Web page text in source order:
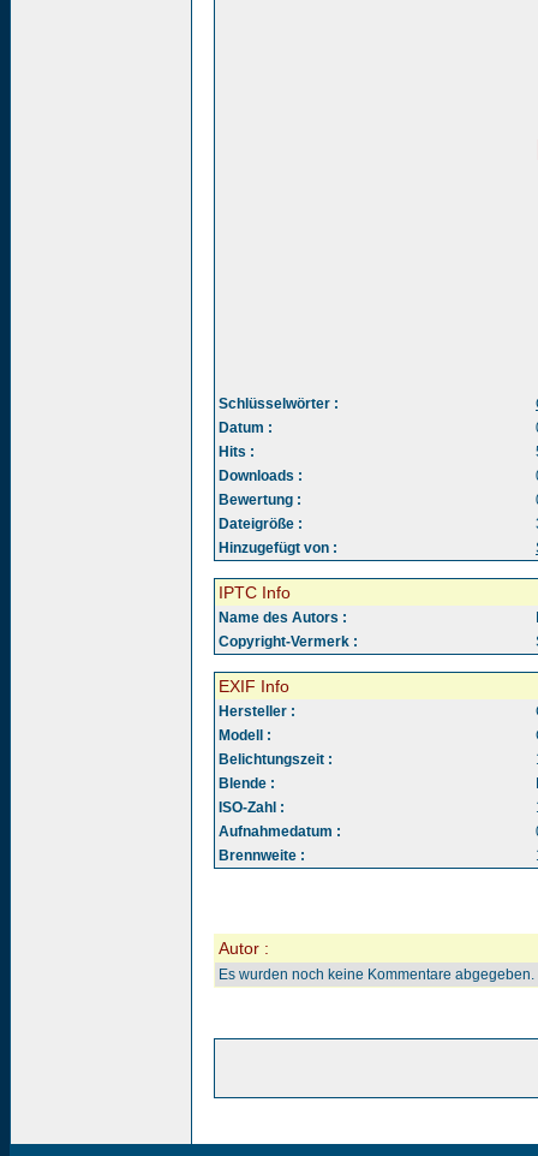
Schlüsselwörter :
Datum :
Hits :
Downloads :
Bewertung :
Dateigröße :
Hinzugefügt von :
IPTC Info
Name des Autors :
Copyright-Vermerk :
EXIF Info
Hersteller :
Modell :
Belichtungszeit :
Blende :
ISO-Zahl :
Aufnahmedatum :
Brennweite :
Autor :
Es wurden noch keine Kommentare abgegeben.